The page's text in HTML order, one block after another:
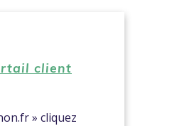
client
» cliquez